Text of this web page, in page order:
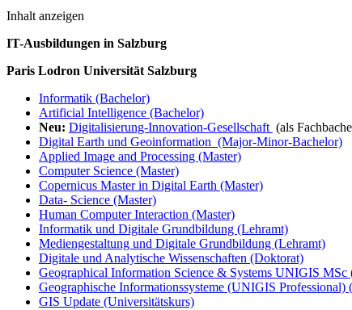
Inhalt anzeigen
IT-Ausbildungen in Salzburg
Paris Lodron Universität Salzburg
Informatik (Bachelor)
Artificial Intelligence (Bachelor)
Neu: Digitalisierung-Innovation-Gesellschaft (als
Digital Earth und Geoinformation (Major-Minor-Bachelor)
Applied Image and Processing (Master)
Computer Science (Master)
Copernicus Master in Digital Earth (Master)
Data- Science (Master)
Human Computer Interaction (Master)
Informatik und Digitale Grundbildung (Lehramt)
Mediengestaltung und Digitale Grundbildung (Lehramt)
Digitale und Analytische Wissenschaften (Doktorat)
Geographical Information Science & Systems UNIGIS MSc
Geographische Informationssysteme (UNIGIS Professional)
GIS Update (Universitätskurs)